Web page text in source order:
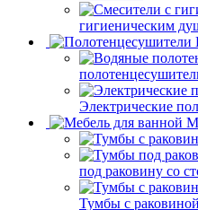
смесители
гигиеническим
Электрические
под раковину со